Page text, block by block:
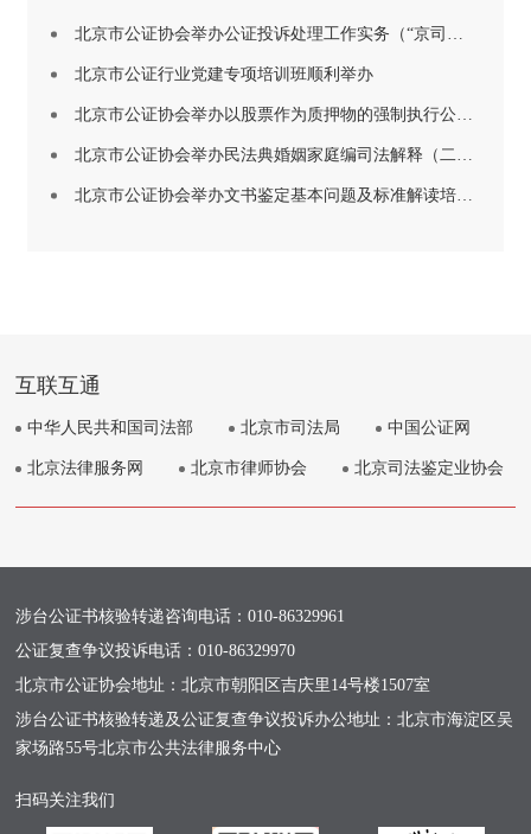
北京市公证协会举办公证投诉处理工作实务（“京司证学大讲堂”第十六期）
北京市公证行业党建专项培训班顺利举办
北京市公证协会举办以股票作为质押物的强制执行公证实务分享培训 （“京司证学大讲堂”第十五期）
北京市公证协会举办民法典婚姻家庭编司法解释（二） 在公证实务中的理解与适用培训（“京司证学大讲堂”第十四期）
北京市公证协会举办文书鉴定基本问题及标准解读培训（“京司证学大讲堂”第十三期）
互联互通
中华人民共和国司法部 北京市司法局 中国公证网
北京法律服务网 北京市律师协会 北京司法鉴定业协会
涉台公证书核验转递咨询电话：010-86329961
公证复查争议投诉电话：010-86329970
北京市公证协会地址：北京市朝阳区吉庆里14号楼1507室
涉台公证书核验转递及公证复查争议投诉办公地址：北京市海淀区吴
家场路55号北京市公共法律服务中心
扫码关注我们